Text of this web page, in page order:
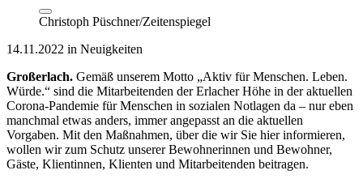
Christoph Püschner/Zeitenspiegel
14.11.2022 in Neuigkeiten
Großerlach. Gemäß unserem Motto „Aktiv für Menschen. Leben.
Würde.“ sind die Mitarbeitenden der Erlacher Höhe in der aktuellen
Corona-Pandemie für Menschen in sozialen Notlagen da – nur eben
manchmal etwas anders, immer angepasst an die aktuellen
Vorgaben. Mit den Maßnahmen, über die wir Sie hier informieren,
wollen wir zum Schutz unserer Bewohnerinnen und Bewohner,
Gäste, Klientinnen, Klienten und Mitarbeitenden beitragen.